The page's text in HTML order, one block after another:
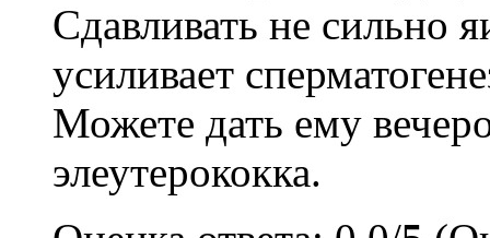
Сдавливать не сильно
усиливает
Можете дать ему
элеутерококка.